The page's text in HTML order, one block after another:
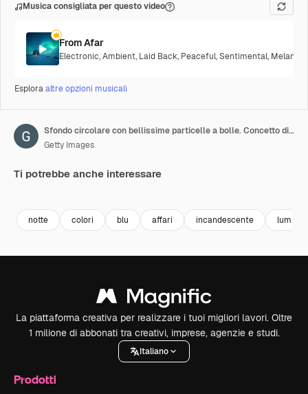
Musica consigliata per questo video
From Afar
Electronic,Ambient, Laid Back, Peaceful,Sentimental,
Esploraaltre opzioni musicali
Sfondo circolare con bellissime particelle a bolle. Concetto di spugna con particelle astratte circolari in stile moderno
Getty Images
Ti potrebbe anche interessare
notte colori blu affari incandescente
La piattaforma creativa per realizzare i tuoi migliori lavori. Oltre
1 milione di abbonati tra creativi, imprese, agenzie e studi.
Italiano
Prodotti